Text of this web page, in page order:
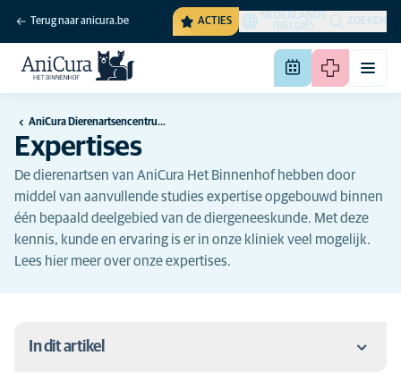
Terug naar anicura.be ACTIES
NEDERLANDS
(BELGIË)
ZOEKEN
AniCura Dierenartsencentrum Het Binnenhof te Beerse
Expertises
De dierenartsen van AniCura Het Binnenhof hebben door
middel van aanvullende studies expertise opgebouwd binnen
één bepaald deelgebied van de diergeneeskunde. Met deze
kennis, kunde en ervaring is er in onze kliniek veel mogelijk.
Lees hier meer over onze expertises.
In dit artikel